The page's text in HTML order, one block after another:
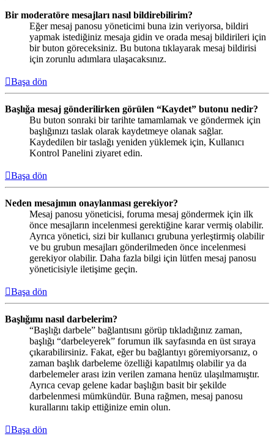
Bir moderatöre mesajları nasıl bildirebilirim?
Eğer mesaj panosu yöneticimi buna izin veriyorsa, bildiri
yapmak istediğiniz mesaja gidin ve orada mesaj bildirileri için
bir buton göreceksiniz. Bu butona tıklayarak mesaj bildirisi
için zorunlu adımlara ulaşacaksınız.
Başa dön
Başlığa mesaj gönderilirken görülen “Kaydet” butonu nedir?
Bu buton sonraki bir tarihte tamamlamak ve göndermek için
başlığınızı taslak olarak kaydetmeye olanak sağlar.
Kaydedilen bir taslağı yeniden yüklemek için, Kullanıcı
Kontrol Panelini ziyaret edin.
Başa dön
Neden mesajımın onaylanması gerekiyor?
Mesaj panosu yöneticisi, foruma mesaj göndermek için ilk
önce mesajların incelenmesi gerektiğine karar vermiş olabilir.
Ayrıca yönetici, sizi bir kullanıcı grubuna yerleştirmiş olabilir
ve bu grubun mesajları gönderilmeden önce incelenmesi
gerekiyor olabilir. Daha fazla bilgi için lütfen mesaj panosu
yöneticisiyle iletişime geçin.
Başa dön
Başlığımı nasıl darbelerim?
“Başlığı darbele” bağlantısını görüp tıkladığınız zaman,
başlığı “darbeleyerek” forumun ilk sayfasında en üst sıraya
çıkarabilirsiniz. Fakat, eğer bu bağlantıyı göremiyorsanız, o
zaman başlık darbeleme özelliği kapatılmış olabilir ya da
darbelemeler arası izin verilen zamana henüz ulaşılmamıştır.
Ayrıca cevap gelene kadar başlığın basit bir şekilde
darbelenmesi mümkündür. Buna rağmen, mesaj panosu
kurallarını takip ettiğinize emin olun.
Başa dön